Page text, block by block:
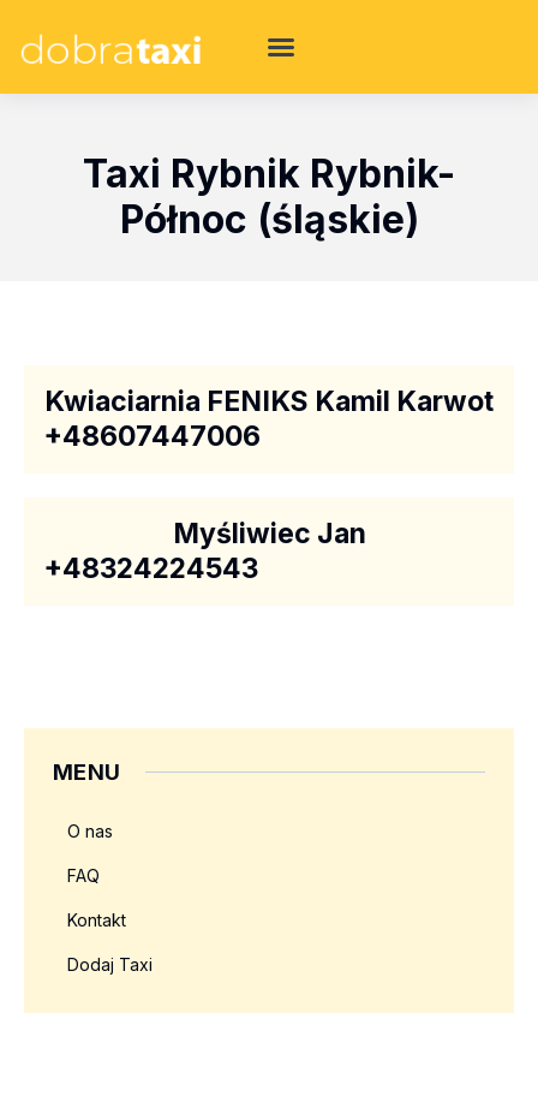
Taxi Rybnik Rybnik-
Północ (śląskie)
Kwiaciarnia FENIKS Kamil Karwot
+48607447006
Myśliwiec Jan
+48324224543
MENU
O nas
FAQ
Kontakt
Dodaj Taxi